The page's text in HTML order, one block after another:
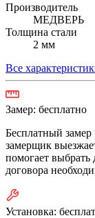
Производитель
МЕДВЕРЬ
Толщина стали
2 мм
Все
Замер: бесплатно
Бесплатный
замерщик
помогает выбрать
договора
Установка: